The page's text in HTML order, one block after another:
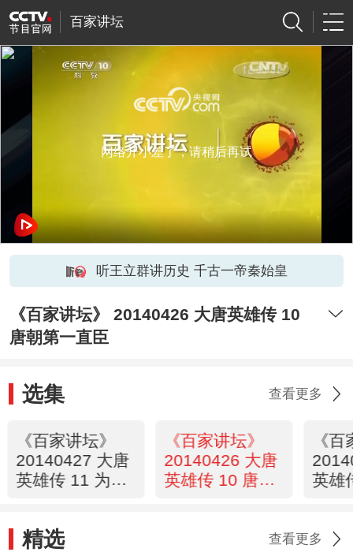
百家讲坛
网络开小差了，请稍后再试
听王立群讲历史 千古一帝秦始皇
《百家讲坛》 20140426 大唐英雄传 10
唐朝第一直臣
选集 查看更多
《百家讲坛》
20140427 大唐
英雄传 11 为卿
《百家讲坛》
20140426 大唐
英雄传 10 唐朝
《
英雄
精选 查看更多